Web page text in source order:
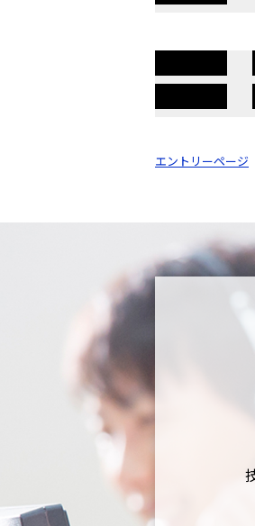
エントリーページ